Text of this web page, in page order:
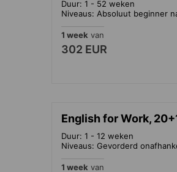
Duur: 1 - 52 weken
Niveaus: Absoluut beginner
1 week van
302 EUR
English for Work,
Duur: 1 - 12 weken
Niveaus: Gevorderd
1 week van